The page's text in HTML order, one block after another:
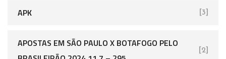
APK [3]
APOSTAS EM SÃO PAULO X BOTAFOGO PELO
[2]